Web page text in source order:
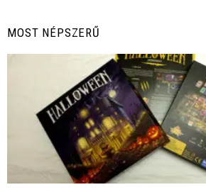
MOST NÉPSZERŰ